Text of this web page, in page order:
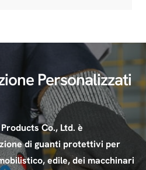
Personalizzati
Co., Ltd. è
di guanti protettivi per
edile, dei macchinari